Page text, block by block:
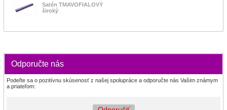
Satén TMAVOFIALOVÝ
široký
Odporučte nás
Podeľte sa o pozitívnu skúsenosť z našej spolupráce a odporučte nás Vašim známym
a priateľom: